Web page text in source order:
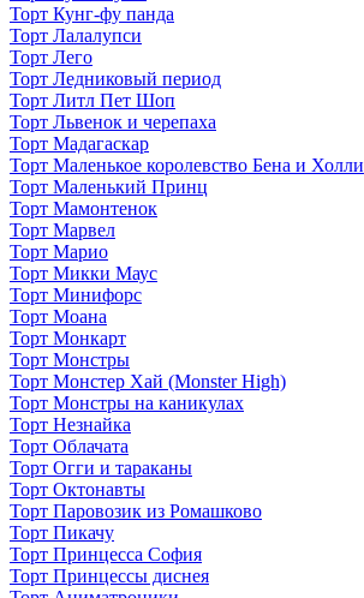
Торт Кунг-фу панда
Торт Лалалупси
Торт Лего
Торт Ледниковый период
Торт Литл Пет Шоп
Торт Львенок и черепаха
Торт Мадагаскар
Торт Маленькое королевство Бена и Холли
Торт Маленький Принц
Торт Мамонтенок
Торт Марвел
Торт Марио
Торт Микки Маус
Торт Минифорс
Торт Моана
Торт Монкарт
Торт Монстры
Торт Монстер Хай (Monster High)
Торт Монстры на каникулах
Торт Незнайка
Торт Облачата
Торт Огги и тараканы
Торт Октонавты
Торт Паровозик из Ромашково
Торт Пикачу
Торт Принцесса София
Торт Принцессы диснея